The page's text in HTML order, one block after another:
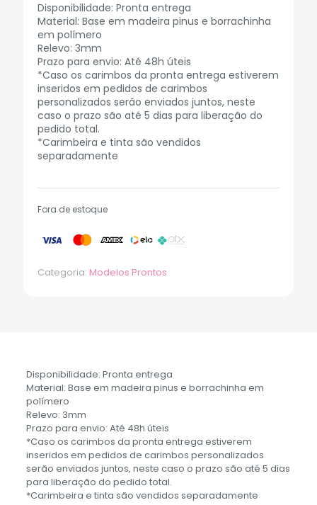
Disponibilidade: Pronta entrega
Material: Base em madeira pinus e borrachinha
em polímero
Relevo: 3mm
Prazo para envio: Até 48h úteis
*Caso os carimbos da pronta entrega estiverem
inseridos em pedidos de carimbos
personalizados serão enviados juntos, neste
caso o prazo são até 5 dias para liberação do
pedido total.
*Carimbeira e tinta são vendidos
separadamente
Fora de estoque
Categoria: Modelos Prontos
Disponibilidade: Pronta entrega
Material: Base em madeira pinus e borrachinha em
polímero
Relevo: 3mm
Prazo para envio: Até 48h úteis
*Caso os carimbos da pronta entrega estiverem
inseridos em pedidos de carimbos personalizados
serão enviados juntos, neste caso o prazo são até 5 dias
para liberação do pedido total.
*Carimbeira e tinta são vendidos separadamente